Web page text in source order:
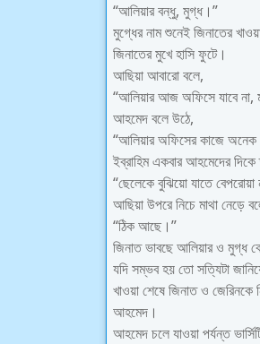
“আলিয়ার বন্ধু, মুগ্ধ।”
মুগ্ধের নাম শুনেই জিনাতের
জিনাতের মুখে হাসি ফুটে।
আছিয়া আবারো বলে,
“আলিয়ার আজ অফিসে যাবে
আহমেদ বলে উঠে,
“আলিয়ার অফিসের কাজে অনেক
ইব্রাহিম একবার আহমেদের
“ছেলেকে বুঝিয়ো যাতে
আছিয়া উপরে নিচে মাথা নেড়ে
“ঠিক আছে।”
জিনাত ভাবছে আলিয়ার ও মুগ্ধ
যদি সম্ভব হয় তো সত্যিটা
খাওয়া শেষে জিনাত ও জেরিনকে
আহমেদ।
আহমেদ চলে যাওয়া পর্যন্ত